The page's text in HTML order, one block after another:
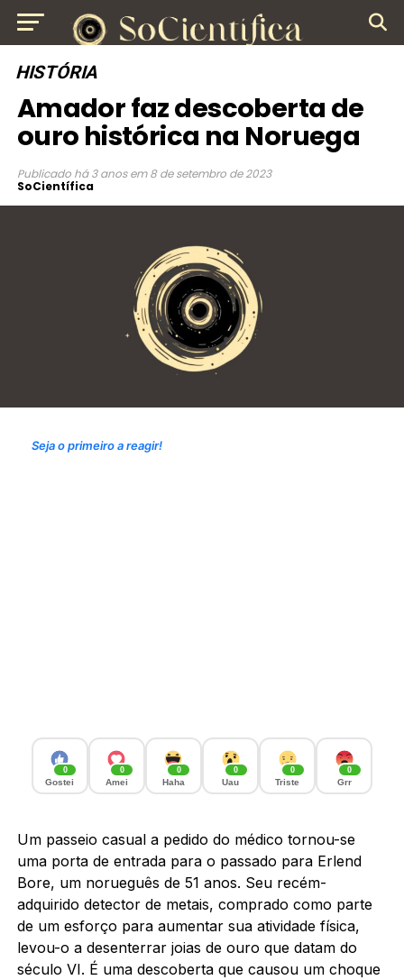
HISTÓRIA
Amador faz descoberta de
ouro histórica na Noruega
Publicado há 3 anos em 8 de setembro de 2023
SoCientífica
Seja o primeiro a reagir!
0
Gostei
0
Amei
0
Haha
0
Uau
0
Triste
0
Grr
Um passeio casual a pedido do médico tornou-se
uma porta de entrada para o passado para Erlend
Bore, um norueguês de 51 anos. Seu recém-
adquirido detector de metais, comprado como parte
de um esforço para aumentar sua atividade física,
levou-o a desenterrar joias de ouro que datam do
século VI. É uma descoberta que causou um choque